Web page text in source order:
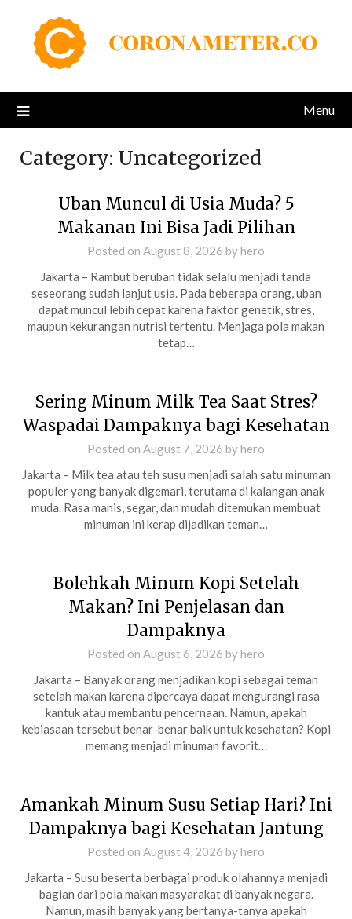
content
Menu
Category: Uncategorized
Uban Muncul di Usia Muda? 5
Makanan Ini Bisa Jadi Pilihan
Posted on August 8, 2026 byhero
Jakarta – Rambut beruban tidak selalu menjadi tanda
seseorang sudah lanjut usia. Pada beberapa orang, uban
dapat muncul lebih cepat karena faktor genetik, stres,
maupun kekurangan nutrisi tertentu. Menjaga pola makan
tetap…
Sering Minum Milk Tea Saat Stres?
Waspadai Dampaknya bagi Kesehatan
Posted on August 7, 2026 byhero
Jakarta – Milk tea atau teh susu menjadi salah satu minuman
populer yang banyak digemari, terutama di kalangan anak
muda. Rasa manis, segar, dan mudah ditemukan membuat
minuman ini kerap dijadikan teman…
Bolehkah Minum Kopi Setelah
Makan? Ini Penjelasan dan
Dampaknya
Posted on August 6, 2026 byhero
Jakarta – Banyak orang menjadikan kopi sebagai teman
setelah makan karena dipercaya dapat mengurangi rasa
kantuk atau membantu pencernaan. Namun, apakah
kebiasaan tersebut benar-benar baik untuk kesehatan? Kopi
memang menjadi minuman favorit…
Amankah Minum Susu Setiap Hari? Ini
Dampaknya bagi Kesehatan Jantung
Posted on August 4, 2026 byhero
Jakarta – Susu beserta berbagai produk olahannya menjadi
bagian dari pola makan masyarakat di banyak negara.
Namun, masih banyak yang bertanya-tanya apakah